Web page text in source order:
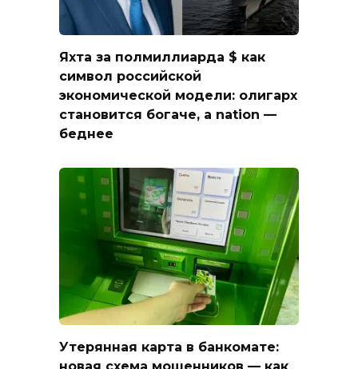
Яхта за полмиллиарда $ как
символ российской
экономической модели: олигарх
становится богаче, а nation —
беднее
Утерянная карта в банкомате: